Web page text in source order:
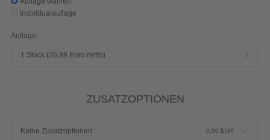
Individualauflage
Auflage:
1 Stück (26,88 Euro netto)
ZUSATZOPTIONEN
Keine Zusatzoptionen 0,00 EUR